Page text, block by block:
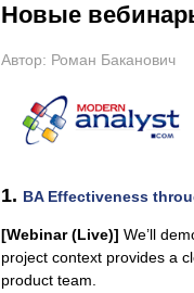
Новые
Автор: Роман Баканович
1. BA Effectiveness
[Webinar (Live)] We’ll
project context provides a
product team.